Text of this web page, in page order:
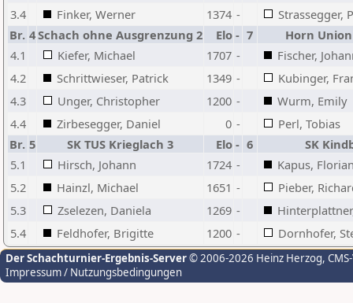
3.4
Finker, Werner 1374 -
Strassegger,
Br. 4Schach ohne Ausgrenzung 2 Elo - 7
Horn
4.1
Kiefer, Michael 1707 -
Fischer,
4.2
Schrittwieser, Patrick 1349 -
Kubinger,
4.3
Unger, Christopher 1200 -
Wurm, Emily
4.4
Zirbesegger, Daniel 0 -
Perl, Tobias
Br. 5 SK TUS Krieglach 3 Elo - 6
SK
5.1
Hirsch, Johann 1724 -
Kapus,
5.2
Hainzl, Michael 1651 -
Pieber,
5.3
Zselezen, Daniela 1269 -
5.4
Feldhofer, Brigitte 1200 - Dornhofer,
Der Schachturnier-Ergebnis-Server© 2006-2026 Heinz Herzog,
Impressum / Nutzungsbedingungen